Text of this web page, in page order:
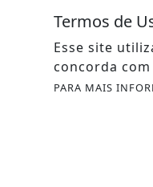
PARCERIA
CÂMARA DOS
SOCIEDADE
GERAL
Termos de
Esse site
concorda
PARA MAIS